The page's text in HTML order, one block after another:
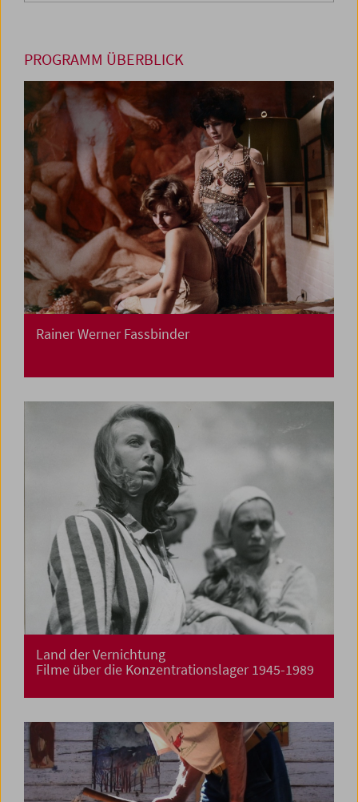
PROGRAMM ÜBERBLICK
Rainer Werner Fassbinder
Land der Vernichtung
Filme über die Konzentrationslager 1945-1989